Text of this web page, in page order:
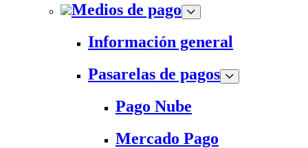
Medios de pago
Información general
Pasarelas de pagos
Pago Nube
Mercado Pago